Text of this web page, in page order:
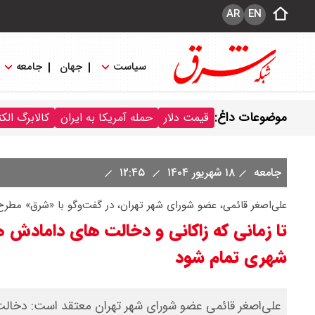
EN
AR
سیاست جهان جامعه
موضوعات داغ: قیمت دلار حمله آمریکا به ایران کالابرگ
جامعه ۱۸ شهریور ۱۴۰۴
علی‌اصغر قائمی، عضو شورای شهر تهران، در گفت‌وگو با «شرق»
تا زمانی که زاکانی و دخالت های
شهری تمام شود
علی‌اصغر قائمی عضو شورای شهر تهران معتقد است: